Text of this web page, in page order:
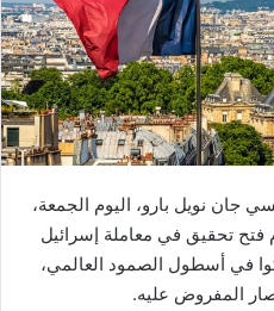
جان نويل بارو، اليوم الجمعة،
تحقيق في معاملة إسرائيل
في أسطول الصمود العالمي،
المفروض عليه.